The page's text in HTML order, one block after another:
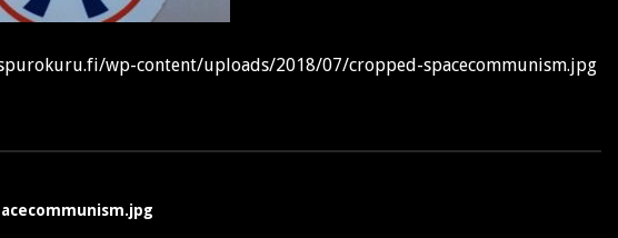
wp-content/uploads/2018/07/cropped-spacecommunism.jpg